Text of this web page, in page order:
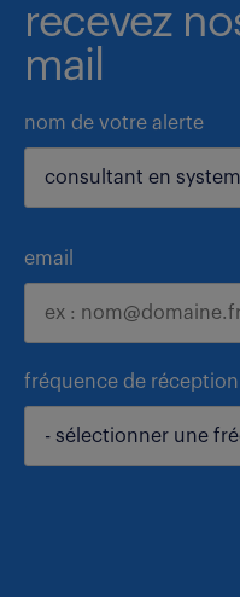
recevez
mail
nom de votre alerte
email
fréquence de réception
- sélectionner une